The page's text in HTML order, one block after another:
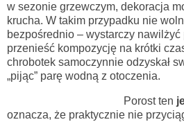
w sezonie grzewczym, dekoracja
krucha. W takim przypadku nie
bezpośrednio – wystarczy
przenieść kompozycję na krótki
chrobotek samoczynnie odzyskał
„pijąc” parę wodną z otoczenia.
Porost ten
oznacza, że praktycznie nie